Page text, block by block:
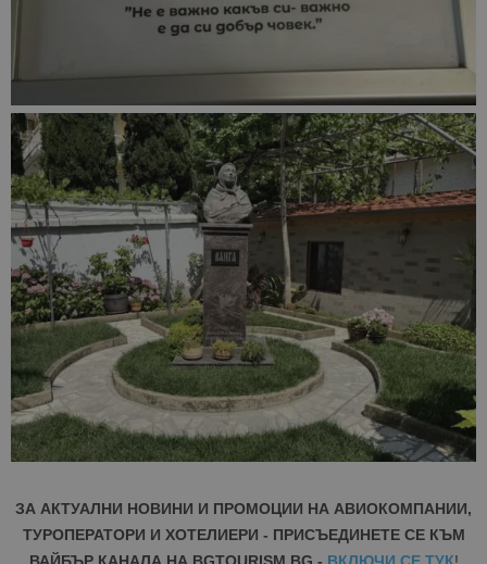
ЗА АКТУАЛНИ НОВИНИ И ПРОМОЦИИ НА АВИОКОМПАНИИ,
ТУРОПЕРАТОРИ И ХОТЕЛИЕРИ - ПРИСЪЕДИНЕТЕ СЕ КЪМ